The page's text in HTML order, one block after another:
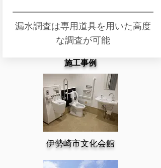
漏水調査は専用道具を用いた高度
な調査が可能
施工事例
​伊勢崎市文化会館